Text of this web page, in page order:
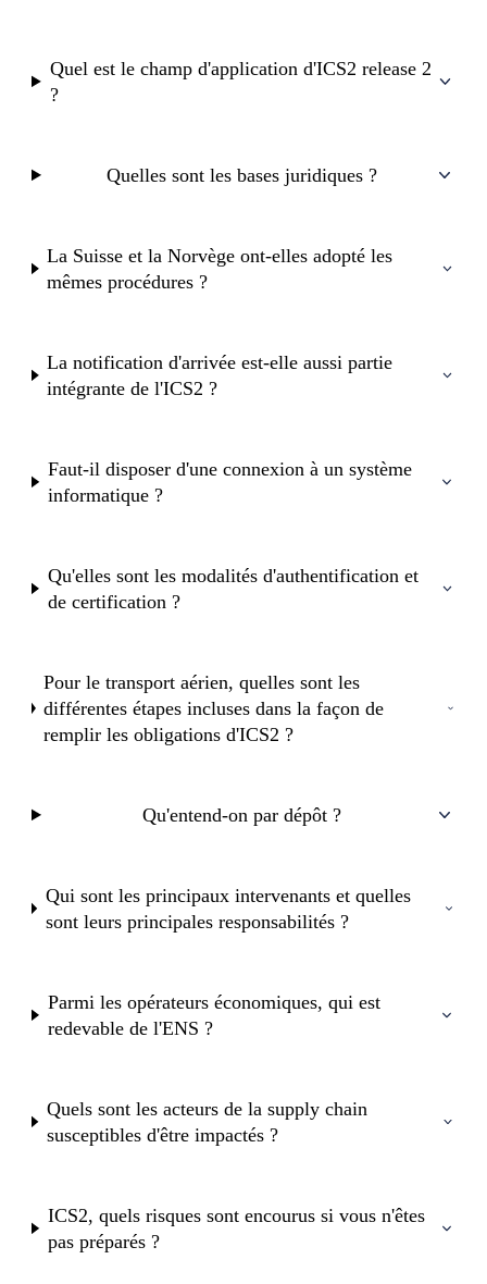
Quel est le champ d'application d'ICS2 release 2
?
Quelles sont les bases juridiques ?
La Suisse et la Norvège ont-elles adopté les
mêmes procédures ?
La notification d'arrivée est-elle aussi partie
intégrante de l'ICS2 ?
Faut-il disposer d'une connexion à un système
informatique ?
Qu'elles sont les modalités d'authentification et
de certification ?
Pour le transport aérien, quelles sont les
différentes étapes incluses dans la façon de
remplir les obligations d'ICS2 ?
Qu'entend-on par dépôt ?
Qui sont les principaux intervenants et quelles
sont leurs principales responsabilités ?
Parmi les opérateurs économiques, qui est
redevable de l'ENS ?
Quels sont les acteurs de la supply chain
susceptibles d'être impactés ?
ICS2, quels risques sont encourus si vous n'êtes
pas préparés ?